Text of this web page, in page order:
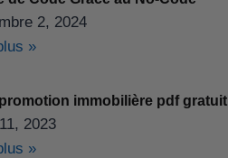
2, 2024
»
immobilière pdf gratuit
2023
»